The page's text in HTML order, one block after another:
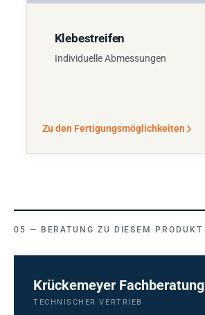
Klebestreifen
Individuelle Abmessungen
Zu den Fertigungsmöglichkeiten
BERATUNG ZU DIESEM PRODUKT
Krückemeyer Fachberatung
TECHNISCHER VERTRIEB